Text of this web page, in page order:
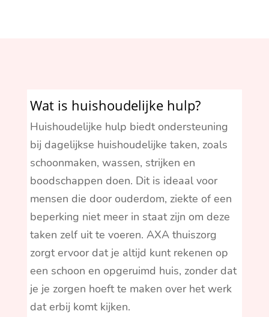
Wat is huishoudelijke hulp?
Huishoudelijke hulp biedt ondersteuning
bij dagelijkse huishoudelijke taken, zoals
schoonmaken, wassen, strijken en
boodschappen doen. Dit is ideaal voor
mensen die door ouderdom, ziekte of een
beperking niet meer in staat zijn om deze
taken zelf uit te voeren. AXA thuiszorg
zorgt ervoor dat je altijd kunt rekenen op
een schoon en opgeruimd huis, zonder dat
je je zorgen hoeft te maken over het werk
dat erbij komt kijken.